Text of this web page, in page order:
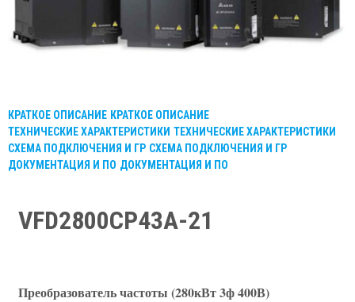
КРАТКОЕ ОПИСАНИЕ КРАТКОЕ ОПИСАНИЕ
ТЕХНИЧЕСКИЕ ХАРАКТЕРИСТИКИ ТЕХНИЧЕСКИЕ ХАРАКТЕРИСТИКИ
СХЕМА ПОДКЛЮЧЕНИЯ И ГР СХЕМА ПОДКЛЮЧЕНИЯ И ГР
ДОКУМЕНТАЦИЯ И ПО ДОКУМЕНТАЦИЯ И ПО
VFD2800CP43A-21
Преобразователь частоты (280кВт 3ф 400В)